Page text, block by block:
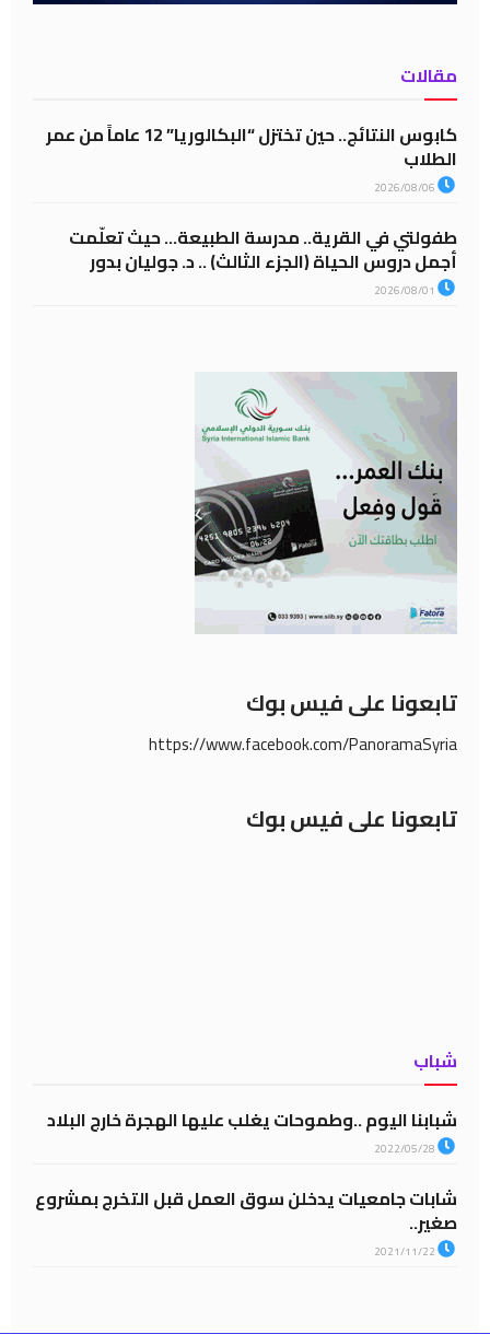
مقالات
كابوس النتائج.. حين تختزل “البكالوريا” 12 عاماً من عمر
الطلاب
طفولتي في القرية.. مدرسة الطبيعة… حيث تعلّمت
أجمل دروس الحياة (الجزء الثالث) .. د. جوليان بدور
تابعونا على فيس بوك
https://www.facebook.com/PanoramaSyria
تابعونا على فيس بوك
شباب
شبابنا اليوم ..وطموحات يغلب عليها الهجرة خارج البلاد
شابات جامعيات يدخلن سوق العمل قبل التخرج بمشروع
صغير..